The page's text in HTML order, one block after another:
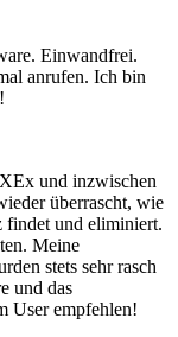
Einwandfrei.
anrufen. Ich bin
und inzwischen
überrascht, wie
findet und eliminiert.
Meine
stets sehr rasch
und das
User empfehlen!